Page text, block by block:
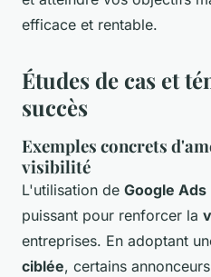
efficace et rentable.
Études de cas et
succès
Exemples concrets
visibilité
L'utilisation de Google Ads
puissant pour renforcer la
entreprises. En adoptant
ciblée, certains